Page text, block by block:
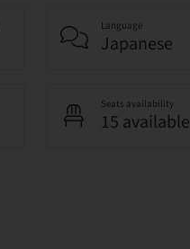
Language
Japanese
Seats availability
15 available